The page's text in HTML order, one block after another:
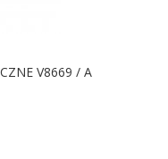
V8669 / A